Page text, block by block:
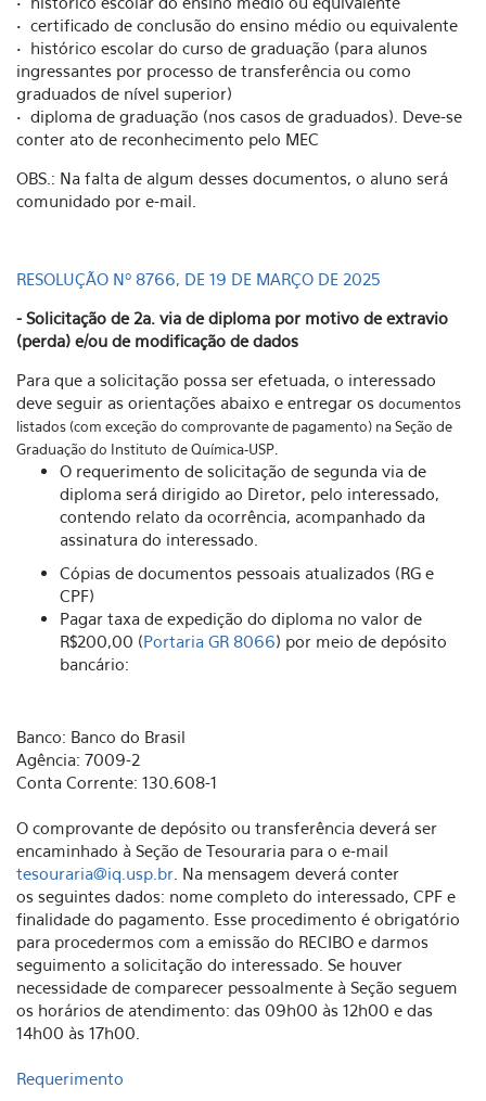
• certificado de conclusão do ensino médio ou equivalente
• histórico escolar do curso de graduação (para alunos
ingressantes por processo de transferência ou como
graduados de nível superior)
• diploma de graduação (nos casos de graduados). Deve-se
conter ato de reconhecimento pelo MEC
OBS.: Na falta de algum desses documentos, o aluno será
comunidado por e-mail.
RESOLUÇÃO Nº 8766, DE 19 DE MARÇO DE 2025
- Solicitação de 2a. via de diploma por motivo de extravio
(perda) e/ou de modificação de dados
Para que a solicitação possa ser efetuada, o interessado
deve seguir as orientações abaixo e entregar os documentos
listados (com exceção do comprovante de pagamento) na Seção de
Graduação do Instituto de Química-USP.
O requerimento de solicitação de segunda via de
diploma será dirigido ao Diretor, pelo interessado,
contendo relato da ocorrência, acompanhado da
assinatura do interessado.
Cópias de documentos pessoais atualizados (RG e
CPF)
Pagar taxa de expedição do diploma no valor de
R$200,00 (Portaria GR 8066) por meio de depósito
bancário:
Banco: Banco do Brasil
Agência: 7009-2
Conta Corrente: 130.608-1
O comprovante de depósito ou transferência deverá ser
encaminhado à Seção de Tesouraria para o e-mail
tesouraria@iq.usp.br . Na mensagem deverá conter
os seguintes dados: nome completo do interessado, CPF e
finalidade do pagamento. Esse procedimento é obrigatório
para procedermos com a emissão do RECIBO e darmos
seguimento a solicitação do interessado. Se houver
necessidade de comparecer pessoalmente à Seção seguem
os horários de atendimento: das 09h00 às 12h00 e das
14h00 às 17h00.
Requerimento